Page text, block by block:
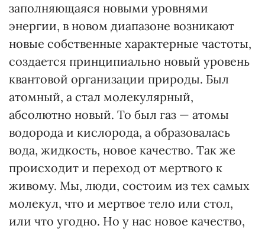
заполняющаяся новыми уровнями
энергии, в новом диапазоне возникают
новые собственные характерные частоты,
создается принципиально новый уровень
квантовой организации природы. Был
атомный, а стал молекулярный,
абсолютно новый. То был газ — атомы
водорода и кислорода, а образовалась
вода, жидкость, новое качество. Так же
происходит и переход от мертвого к
живому. Мы, люди, состоим из тех самых
молекул, что и мертвое тело или стол,
или что угодно. Но у нас новое качество,